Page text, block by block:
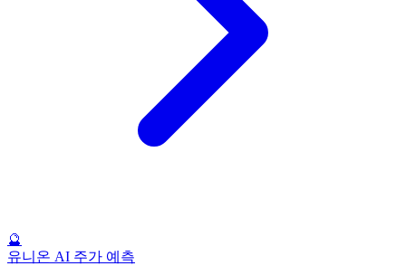
🔮
유니온 AI 주가 예측